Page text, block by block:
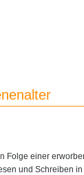
Folge einer
und Schreiben